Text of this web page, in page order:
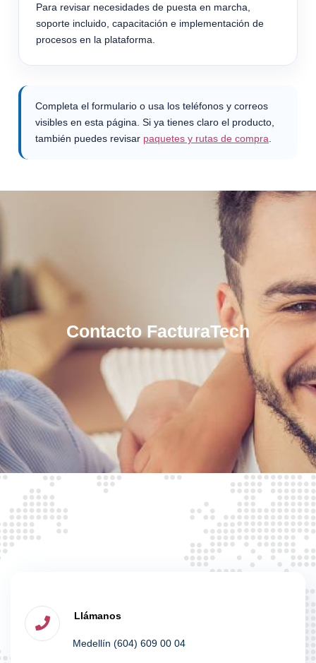
Para revisar necesidades de puesta en marcha,
soporte incluido, capacitación e implementación de
procesos en la plataforma.
Completa el formulario o usa los teléfonos y correos
visibles en esta página. Si ya tienes claro el producto,
también puedes revisar paquetes y rutas de compra
Contacto FacturaTech
Llámanos
Medellín (604) 609 00 04